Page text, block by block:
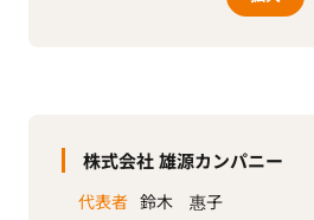
株式会社 雄源カンパニー
代表者 鈴木 惠子